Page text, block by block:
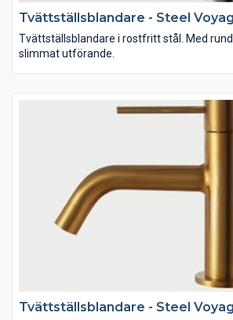
Tvättställsblandare - Steel
Tvättställsblandare i rostfritt stål. Med
slimmat utförande.
Tvättställsblandare - Steel